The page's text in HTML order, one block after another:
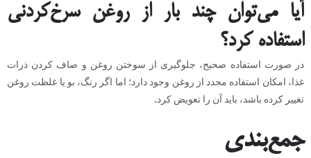
آیا می‌توان چند بار از روغن سرخ‌کردنی
استفاده کرد؟
در صورت استفاده صحیح، جلوگیری از سوختن روغن و صاف کردن ذرات
غذا، امکان استفاده مجدد از روغن وجود دارد؛ اما اگر رنگ، بو یا غلظت روغن
تغییر کرده باشد، باید آن را تعویض کرد.
جمع‌بندی